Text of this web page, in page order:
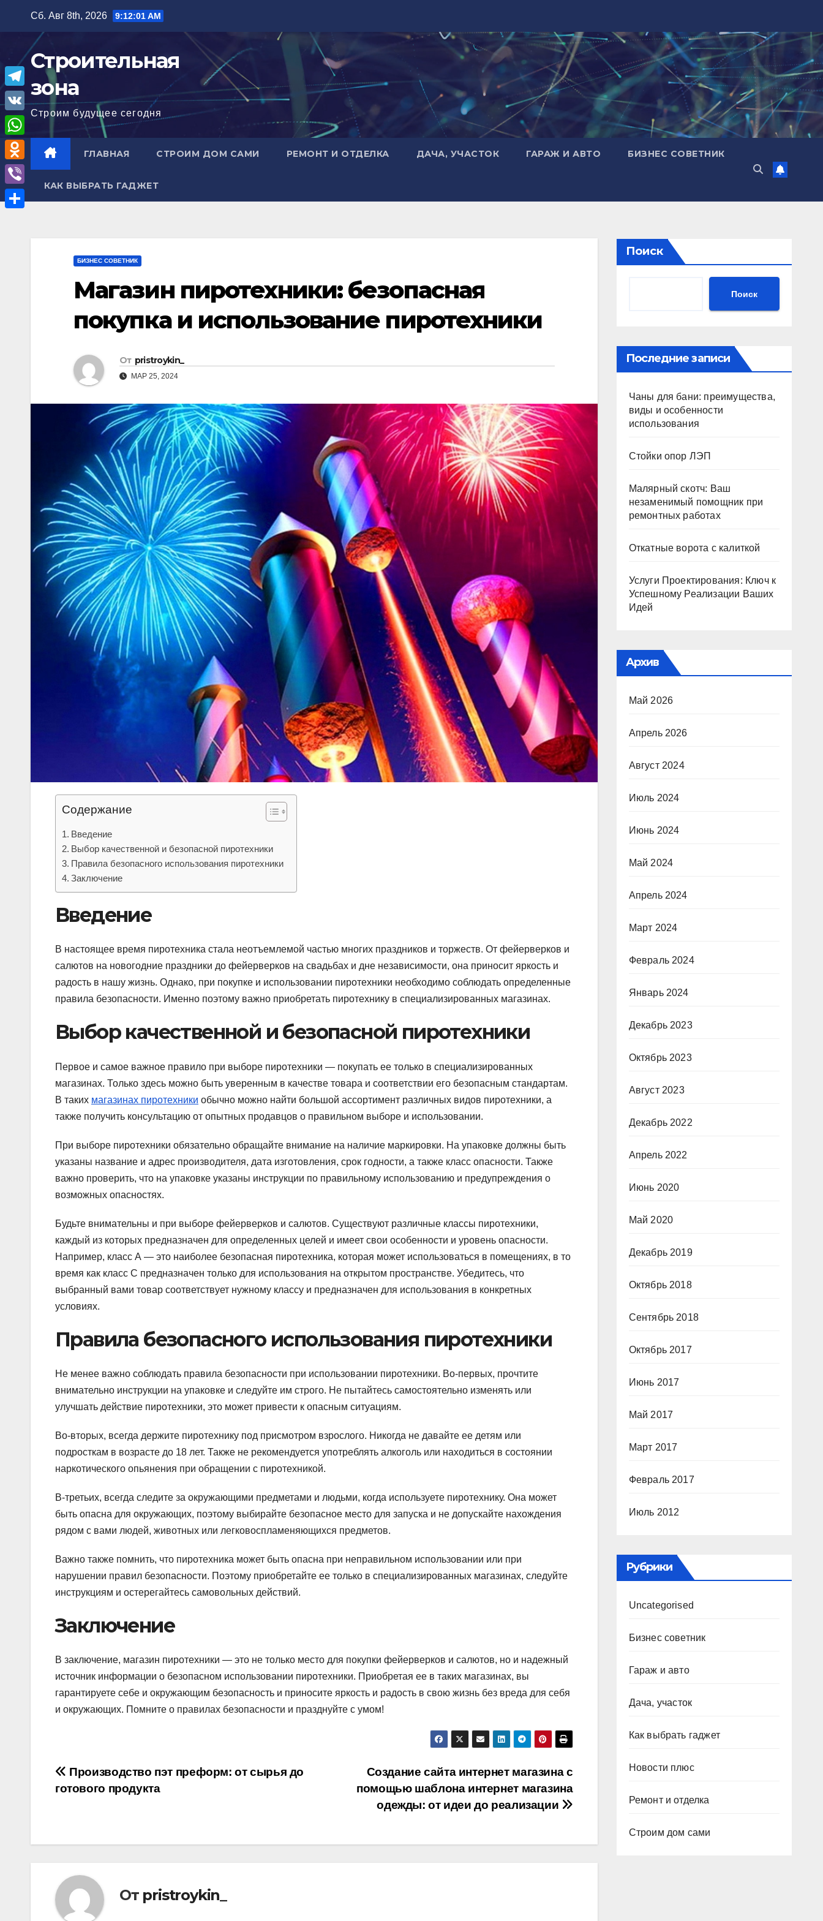
содержимому
Сб. Авг 8th, 2026 9:12:03 AM
Строительная
зона
Строим будущее сегодня
ГЛАВНАЯ СТРОИМ ДОМ САМИ РЕМОНТ И ОТДЕЛКА ДАЧА, УЧАСТОК ГАРАЖ И АВТО БИЗНЕС СОВЕТНИК
КАК ВЫБРАТЬ ГАДЖЕТ
БИЗНЕС СОВЕТНИК
Магазин пиротехники: безопасная
покупка и использование пиротехники
От pristroykin_
МАР 25, 2024
Содержание
Введение
Выбор качественной и безопасной пиротехники
Правила безопасного использования пиротехники
Заключение
Введение
В настоящее время пиротехника стала неотъемлемой частью многих праздников и торжеств. От фейерверков и
салютов на новогодние праздники до фейерверков на свадьбах и дне независимости, она приносит яркость и
радость в нашу жизнь. Однако, при покупке и использовании пиротехники необходимо соблюдать определенные
правила безопасности. Именно поэтому важно приобретать пиротехнику в специализированных магазинах.
Выбор качественной и безопасной пиротехники
Первое и самое важное правило при выборе пиротехники — покупать ее только в специализированных
магазинах. Только здесь можно быть уверенным в качестве товара и соответствии его безопасным стандартам.
В таких магазинах пиротехники обычно можно найти большой ассортимент различных видов пиротехники, а
также получить консультацию от опытных продавцов о правильном выборе и использовании.
При выборе пиротехники обязательно обращайте внимание на наличие маркировки. На упаковке должны быть
указаны название и адрес производителя, дата изготовления, срок годности, а также класс опасности. Также
важно проверить, что на упаковке указаны инструкции по правильному использованию и предупреждения о
возможных опасностях.
Будьте внимательны и при выборе фейерверков и салютов. Существуют различные классы пиротехники,
каждый из которых предназначен для определенных целей и имеет свои особенности и уровень опасности.
Например, класс А — это наиболее безопасная пиротехника, которая может использоваться в помещениях, в то
время как класс С предназначен только для использования на открытом пространстве. Убедитесь, что
выбранный вами товар соответствует нужному классу и предназначен для использования в конкретных
условиях.
Правила безопасного использования пиротехники
Не менее важно соблюдать правила безопасности при использовании пиротехники. Во-первых, прочтите
внимательно инструкции на упаковке и следуйте им строго. Не пытайтесь самостоятельно изменять или
улучшать действие пиротехники, это может привести к опасным ситуациям.
Во-вторых, всегда держите пиротехнику под присмотром взрослого. Никогда не давайте ее детям или
подросткам в возрасте до 18 лет. Также не рекомендуется употреблять алкоголь или находиться в состоянии
наркотического опьянения при обращении с пиротехникой.
В-третьих, всегда следите за окружающими предметами и людьми, когда используете пиротехнику. Она может
быть опасна для окружающих, поэтому выбирайте безопасное место для запуска и не допускайте нахождения
рядом с вами людей, животных или легковоспламеняющихся предметов.
Важно также помнить, что пиротехника может быть опасна при неправильном использовании или при
нарушении правил безопасности. Поэтому приобретайте ее только в специализированных магазинах, следуйте
инструкциям и остерегайтесь самовольных действий.
Заключение
В заключение, магазин пиротехники — это не только место для покупки фейерверков и салютов, но и надежный
источник информации о безопасном использовании пиротехники. Приобретая ее в таких магазинах, вы
гарантируете себе и окружающим безопасность и приносите яркость и радость в свою жизнь без вреда для себя
и окружающих. Помните о правилах безопасности и празднуйте с умом!
Навигация
Создание сайта интернет магазина с
помощью шаблона интернет магазина
одежды: от идеи до реализации
Производство пэт преформ: от сырья до
готового продукта
От pristroykin_
Поиск
Поиск
Последние записи
Чаны для бани: преимущества,
виды и особенности
использования
Стойки опор ЛЭП
Малярный скотч: Ваш
незаменимый помощник при
ремонтных работах
Откатные ворота с калиткой
Услуги Проектирования: Ключ к
Успешному Реализации Ваших
Идей
Архив
Май 2026
Апрель 2026
Август 2024
Июль 2024
Июнь 2024
Май 2024
Апрель 2024
Март 2024
Февраль 2024
Январь 2024
Декабрь 2023
Октябрь 2023
Август 2023
Декабрь 2022
Апрель 2022
Июнь 2020
Май 2020
Декабрь 2019
Октябрь 2018
Сентябрь 2018
Октябрь 2017
Июнь 2017
Май 2017
Март 2017
Февраль 2017
Июль 2012
Рубрики
Uncategorised
Бизнес советник
Гараж и авто
Дача, участок
Как выбрать гаджет
Новости плюс
Ремонт и отделка
Строим дом сами
T
e
l
e
g
r
V
K
W
h
a
O
d
n
V